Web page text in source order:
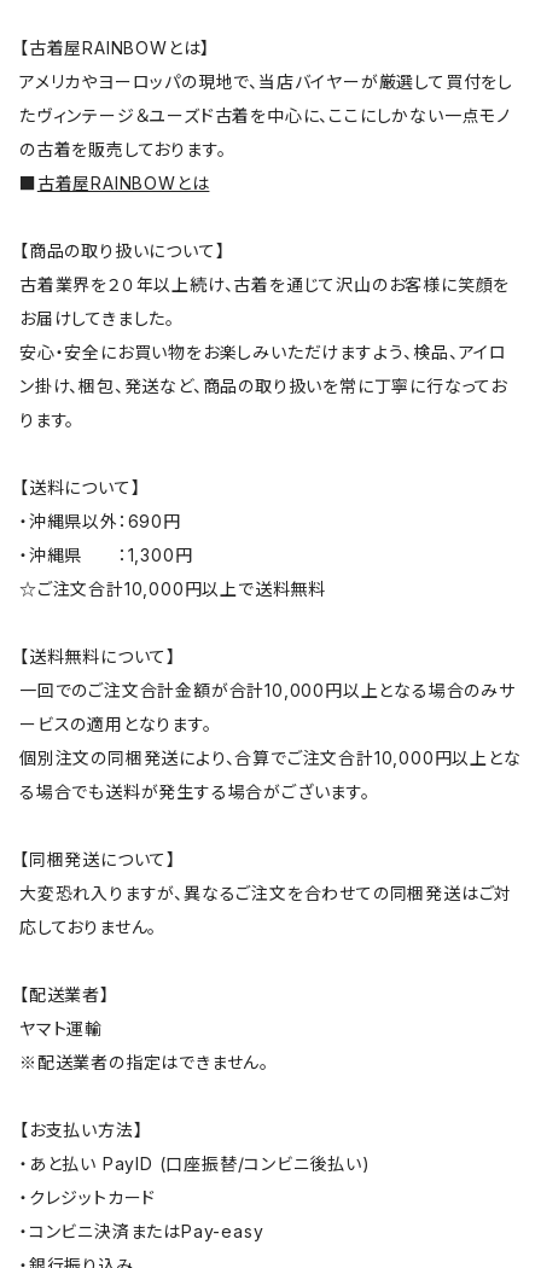
【古着屋RAINBOWとは】
アメリカやヨーロッパの現地で、当店バイヤーが厳選して買付をし
たヴィンテージ＆ユーズド古着を中心に、ここにしかない一点モノ
の古着を販売しております。
■古着屋RAINBOWとは
【商品の取り扱いについて】
古着業界を２０年以上続け、古着を通じて沢山のお客様に笑顔を
お届けしてきました。
安心・安全にお買い物をお楽しみいただけますよう、検品、アイロ
ン掛け、梱包、発送など、商品の取り扱いを常に丁寧に行なってお
ります。
【送料について】
・沖縄県以外：690円
・沖縄県 ：1,300円
☆ご注文合計10,000円以上で送料無料
【送料無料について】
一回でのご注文合計金額が合計10,000円以上となる場合のみサ
ービスの適用となります。
個別注文の同梱発送により、合算でご注文合計10,000円以上とな
る場合でも送料が発生する場合がございます。
【同梱発送について】
大変恐れ入りますが、異なるご注文を合わせての同梱発送はご対
応しておりません。
【配送業者】
ヤマト運輸
※配送業者の指定はできません。
【お支払い方法】
・あと払い PayID (口座振替/コンビニ後払い)
・クレジットカード
・コンビニ決済またはPay-easy